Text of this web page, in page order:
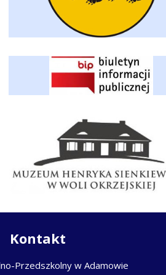
Kontakt
Przedszkolny w Adamowie